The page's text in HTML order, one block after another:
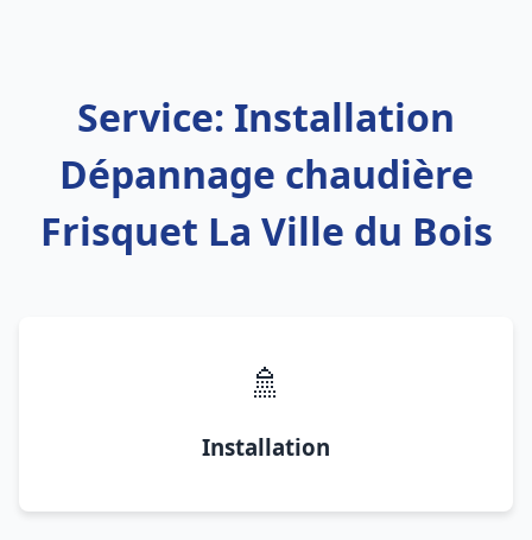
Service: Installation
Dépannage chaudière
Frisquet La Ville du Bois
🚿
Installation